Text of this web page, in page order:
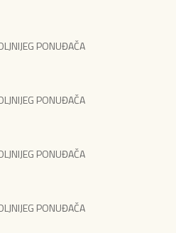
PONUĐAČA
PONUĐAČA
PONUĐAČA
PONUĐAČA